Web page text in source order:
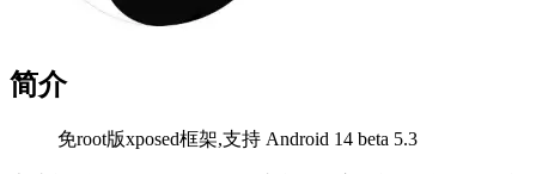
简介
免root版xposed框架,支持 Android 14 beta 5.3